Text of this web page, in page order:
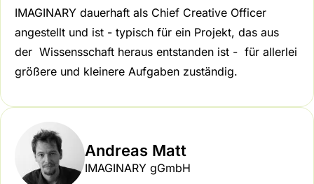
IMAGINARY dauerhaft als Chief Creative Officer
angestellt und ist - typisch für ein Projekt, das aus
der Wissensschaft heraus entstanden ist - für allerlei
größere und kleinere Aufgaben zuständig.
Andreas Matt
IMAGINARY gGmbH